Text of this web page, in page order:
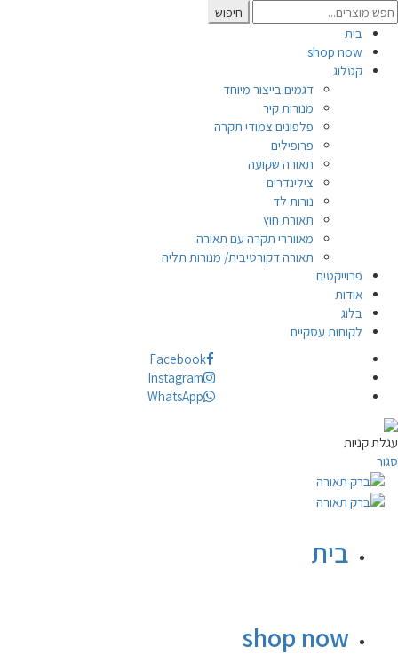
Search
for:
חיפוש
בית
shop now
קטלוג
דגמים בייצור מיוחד
מנורות קיר
פלפונים צמודי תקרה
פרופילים
תאורה שקועה
צילינדרים
נורות לד
תאורת חוץ
מאווררי תקרה עם תאורה
תאורה דקורטיבית/ מנורות תליה
פרוייקטים
אודות
בלוג
לקוחות עסקיים
Facebook
Instagram
WhatsApp
עגלת קניות
סגור
בית
shop now